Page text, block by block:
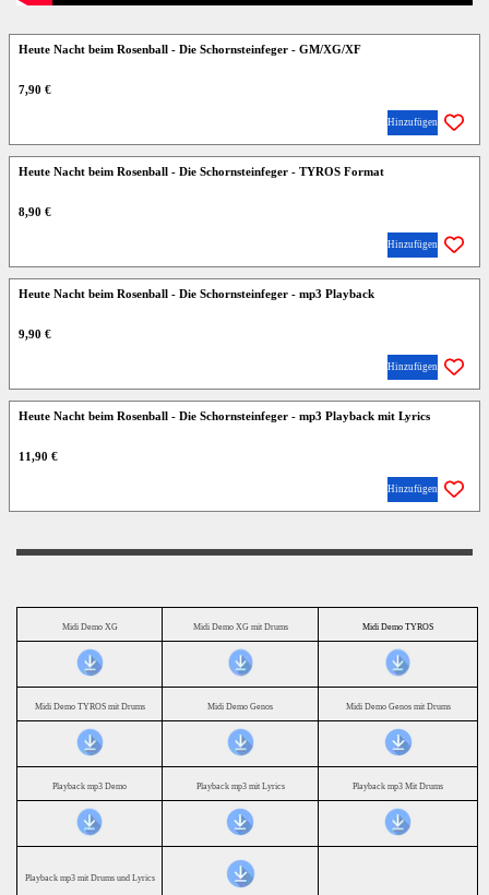
Heute Nacht beim Rosenball - Die Schornsteinfeger - GM/XG/XF
7,90 €
Hinzufügen
Heute Nacht beim Rosenball - Die Schornsteinfeger - TYROS Format
8,90 €
Hinzufügen
Heute Nacht beim Rosenball - Die Schornsteinfeger - mp3 Playback
9,90 €
Hinzufügen
Heute Nacht beim Rosenball - Die Schornsteinfeger - mp3 Playback mit Lyrics
11,90 €
Hinzufügen
Midi Demo XG Midi Demo XG mit Drums Midi Demo TYROS
Midi Demo TYROS mit Drums Midi Demo Genos Midi Demo Genos mit Drums
Playback mp3 Demo Playback mp3 mit Lyrics Playback mp3 Mit Drums
Playback mp3 mit Drums und Lyrics